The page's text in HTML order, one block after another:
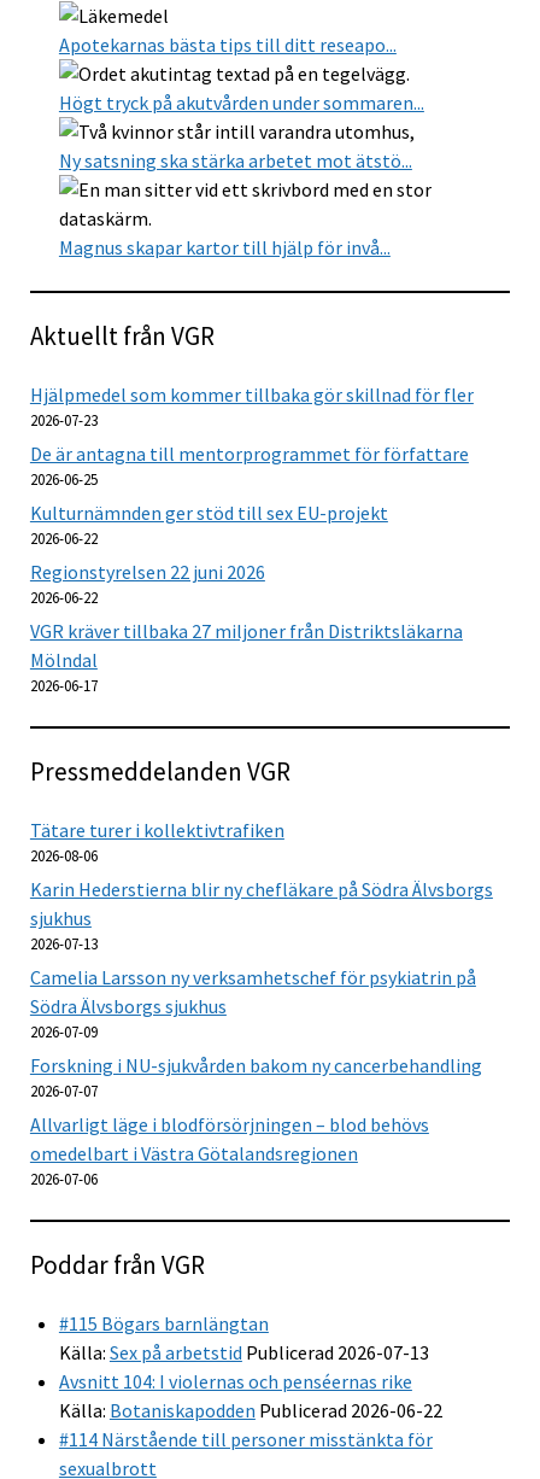
Apotekarnas bästa tips till ditt reseapo...
Högt tryck på akutvården under sommaren...
Ny satsning ska stärka arbetet mot ätstö...
Magnus skapar kartor till hjälp för invå...
Aktuellt från VGR
Hjälpmedel som kommer tillbaka gör skillnad för fler
2026-07-23
De är antagna till mentorprogrammet för författare
2026-06-25
Kulturnämnden ger stöd till sex EU-projekt
2026-06-22
Regionstyrelsen 22 juni 2026
2026-06-22
VGR kräver tillbaka 27 miljoner från Distriktsläkarna
Mölndal
2026-06-17
Pressmeddelanden VGR
Tätare turer i kollektivtrafiken
2026-08-06
Karin Hederstierna blir ny chefläkare på Södra Älvsborgs
sjukhus
2026-07-13
Camelia Larsson ny verksamhetschef för psykiatrin på
Södra Älvsborgs sjukhus
2026-07-09
Forskning i NU-sjukvården bakom ny cancerbehandling
2026-07-07
Allvarligt läge i blodförsörjningen – blod behövs
omedelbart i Västra Götalandsregionen
2026-07-06
Poddar från VGR
#115 Bögars barnlängtan
Källa: Sex på arbetstid Publicerad 2026-07-13
Avsnitt 104: I violernas och penséernas rike
Källa: Botaniskapodden Publicerad 2026-06-22
#114 Närstående till personer misstänkta för
sexualbrott